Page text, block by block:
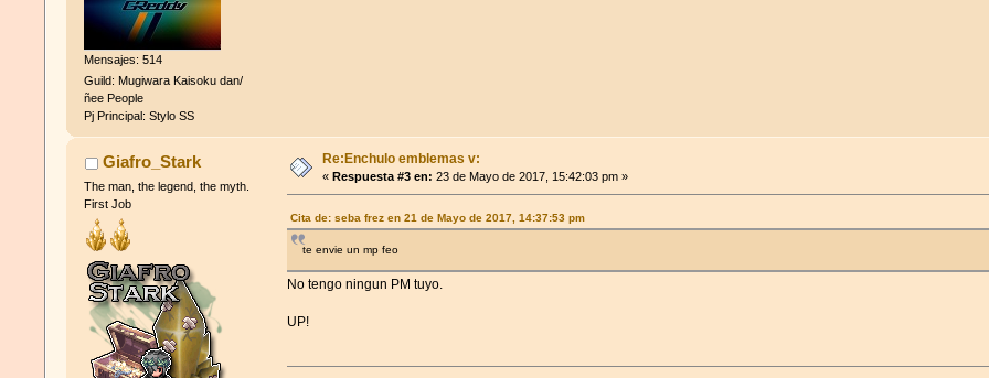
Mensajes: 514
Guild: Mugiwara Kaisoku dan/
ñee People
Pj Principal: Stylo SS
Giafro_Stark
The man, the legend, the myth.
First Job
Re:Enchulo emblemas v:
«Respuesta #3 en: 23 de Mayo de 2017, 15:42:03 pm »
Cita de: seba frez en 21 de Mayo de 2017, 14:37:53 pm
te envie un mp feo
No tengo ningun PM tuyo.
UP!